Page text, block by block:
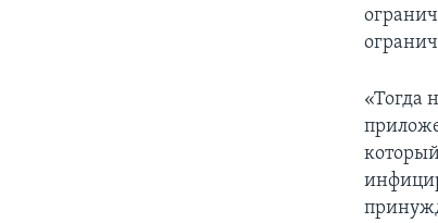
«Тогда